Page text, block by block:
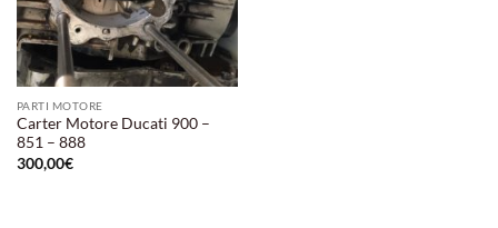
PARTI MOTORE
Carter Motore Ducati 900 –
851 – 888
300,00€